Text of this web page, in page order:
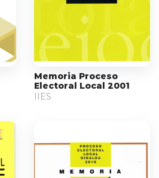
Memoria Proceso
Electoral Local 2001
IIES